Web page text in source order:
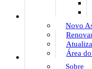
Novo
Área
Sobre